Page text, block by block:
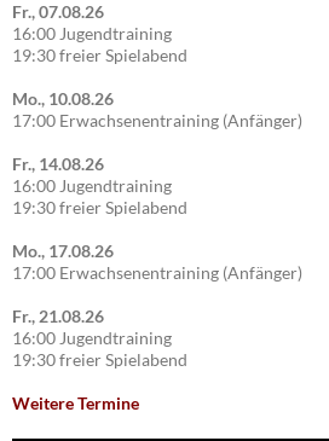
Fr., 07.08.26
16:00 Jugendtraining
19:30 freier Spielabend
Mo., 10.08.26
17:00 Erwachsenentraining (Anfänger)
Fr., 14.08.26
16:00 Jugendtraining
19:30 freier Spielabend
Mo., 17.08.26
17:00 Erwachsenentraining (Anfänger)
Fr., 21.08.26
16:00 Jugendtraining
19:30 freier Spielabend
Weitere Termine